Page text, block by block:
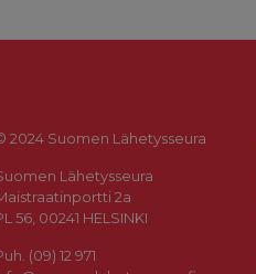
2024 Suomen Lähetysseura
Lähetysseura
2a
56, 00241 HELSINKI
(09) 12 971